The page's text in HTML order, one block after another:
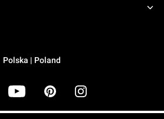
Polska | Poland